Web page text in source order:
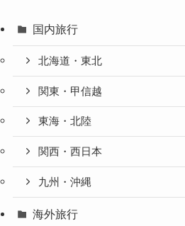
国内旅行
北海道・東北
関東・甲信越
東海・北陸
関西・西日本
九州・沖縄
海外旅行